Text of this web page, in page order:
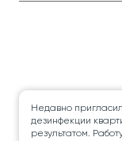
Недавно
дезинфекции
результатом.